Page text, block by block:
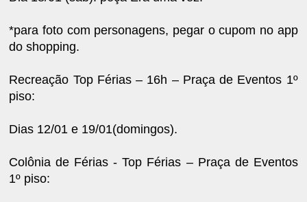
*para foto com personagens, pegar o cupom no app
do shopping.
Recreação Top Férias – 16h – Praça de Eventos 1º
piso:
Dias 12/01 e 19/01(domingos).
Colônia de Férias - Top Férias – Praça de Eventos
1º piso: